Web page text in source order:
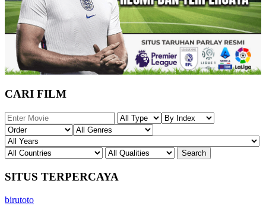
CARI FILM
SITUS TERPERCAYA
birutoto